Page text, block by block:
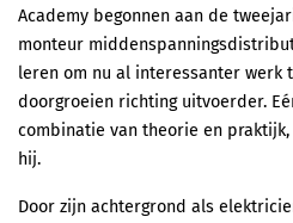
Academy begonnen aan de
monteur
leren om nu al interessanter werk
doorgroeien richting uitvoerder.
combinatie van theorie en
hij.
Door zijn achtergrond als